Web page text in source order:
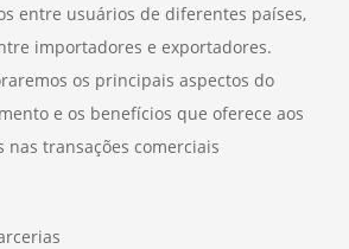
entre usuários de diferentes países,
importadores e exportadores.
os principais aspectos do
e os benefícios que oferece aos
nas transações comerciais